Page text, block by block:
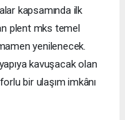
kapsamında ilk
plent mks temel
yenilenecek.
kavuşacak olan
bir ulaşım imkânı